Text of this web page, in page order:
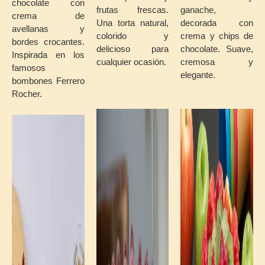
chocolate con
crema de
avellanas y
bordes crocantes.
Inspirada en los
famosos
bombones Ferrero
Rocher.
frutasfrescas.
Una torta natural,
coloridoy
delicioso para
cualquier ocasión.
ganache,
decoradacon
crema y chipsde
chocolate. Suave,
cremosay
elegante.